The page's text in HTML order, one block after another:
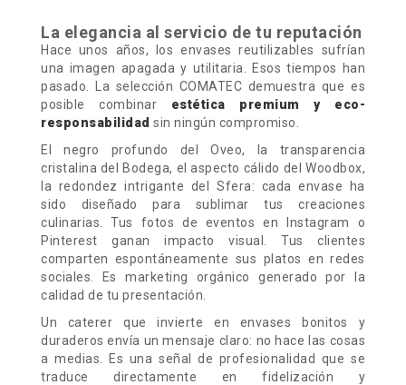
La elegancia al servicio de tu reputación
Hace unos años, los envases reutilizables sufrían
una imagen apagada y utilitaria. Esos tiempos han
pasado. La selección COMATEC demuestra que es
posible combinar estética premium y eco-
responsabilidad sin ningún compromiso.
El negro profundo del Oveo, la transparencia
cristalina del Bodega, el aspecto cálido del Woodbox,
la redondez intrigante del Sfera: cada envase ha
sido diseñado para sublimar tus creaciones
culinarias. Tus fotos de eventos en Instagram o
Pinterest ganan impacto visual. Tus clientes
comparten espontáneamente sus platos en redes
sociales. Es marketing orgánico generado por la
calidad de tu presentación.
Un caterer que invierte en envases bonitos y
duraderos envía un mensaje claro: no hace las cosas
a medias. Es una señal de profesionalidad que se
traduce directamente en fidelización y